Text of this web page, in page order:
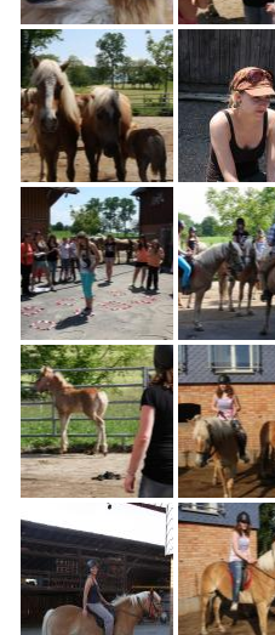
Spenden
Jobs
Freiwilligenarbeit
News
Newsletter